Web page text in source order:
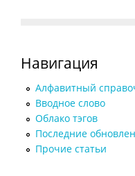
Навигация
Алфавитный
Вводное слово
Облако тэгов
Последние
Прочие статьи